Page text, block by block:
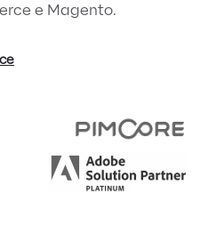
e Magento.